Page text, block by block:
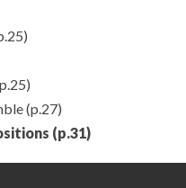
(p.27)
(p.31)